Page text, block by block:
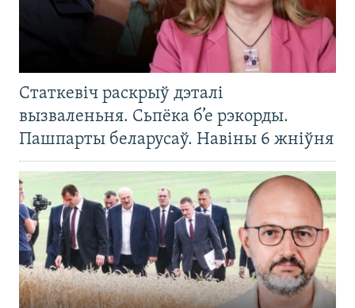
Статкевіч раскрыў дэталі
вызваленьня. Сьпёка б’е рэкорды.
Пашпарты беларусаў. Навіны 6 жніўня